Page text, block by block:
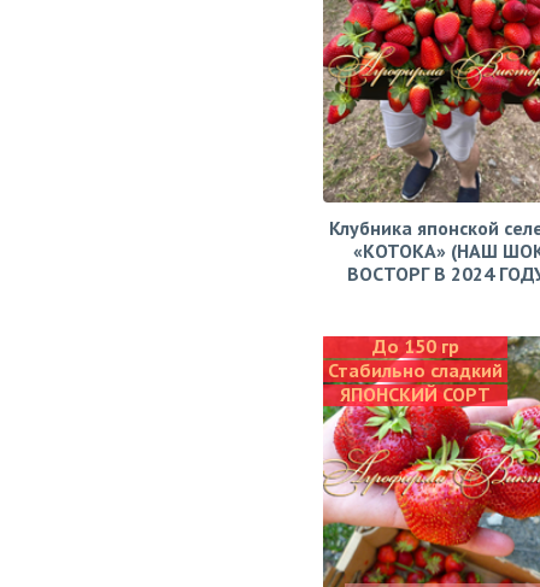
Клубника японской
«КОТОКА» (НАШ
ВОСТОРГ В 2024
До 150 гр
Стабильно сладкий
ЯПОНСКИЙ СОРТ